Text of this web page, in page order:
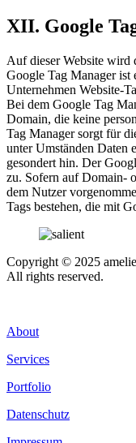
XII. Google
Auf dieser Website wird
Google Tag Manager
Unternehmen Website-
Bei dem Google Tag
Domain, die keine
Tag Manager sorgt für
unter Umständen Daten
gesondert hin. Der
zu. Sofern auf Domain-
dem Nutzer
Tags bestehen, die mit
Copyright © 2025
All rights reserved.
About
Services
Portfolio
Datenschutz